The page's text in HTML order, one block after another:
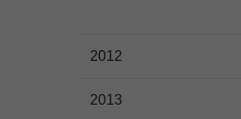
2012
2013